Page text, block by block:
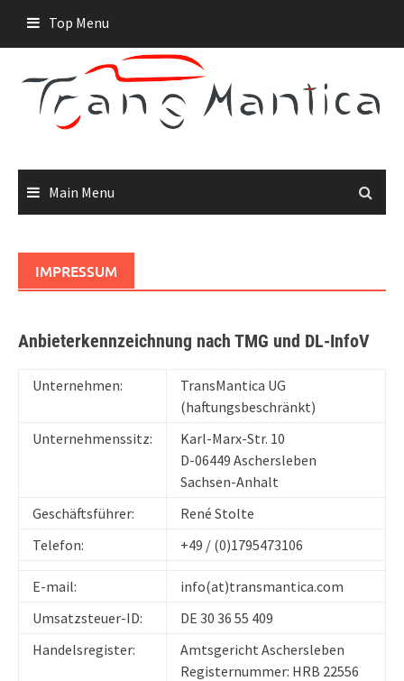
content
Top Menu
Main Menu
IMPRESSUM
Anbieterkennzeichnung nach TMG und DL-InfoV
Unternehmen:
TransMantica UG
(haftungsbeschränkt)
Unternehmenssitz:
Karl-Marx-Str. 10
D-06449 Aschersleben
Sachsen-Anhalt
Geschäftsführer:
René Stolte
Telefon:
+49 / (0)1795473106
E-mail:
info(at)transmantica.com
Umsatzsteuer-ID:
DE 30 36 55 409
Handelsregister:
Amtsgericht Aschersleben
Registernummer: HRB 22556